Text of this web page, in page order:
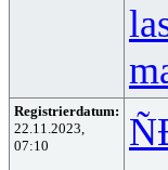
Registrierdatum:
22.11.2023,
07:10